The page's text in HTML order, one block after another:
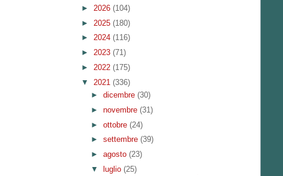
► 2026 (104)
► 2025 (180)
► 2024 (116)
► 2023 (71)
► 2022 (175)
▼ 2021 (336)
► dicembre (30)
► novembre (31)
► ottobre (24)
► settembre (39)
► agosto (23)
▼
luglio (25)